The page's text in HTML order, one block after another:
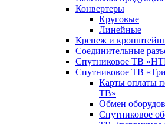
Конвертеры
Круговые
Линейные
Крепеж и
Соединительные
Спутниковое ТВ
Спутниковое ТВ
Карты оплаты
ТВ»
Обмен
Спутниковое